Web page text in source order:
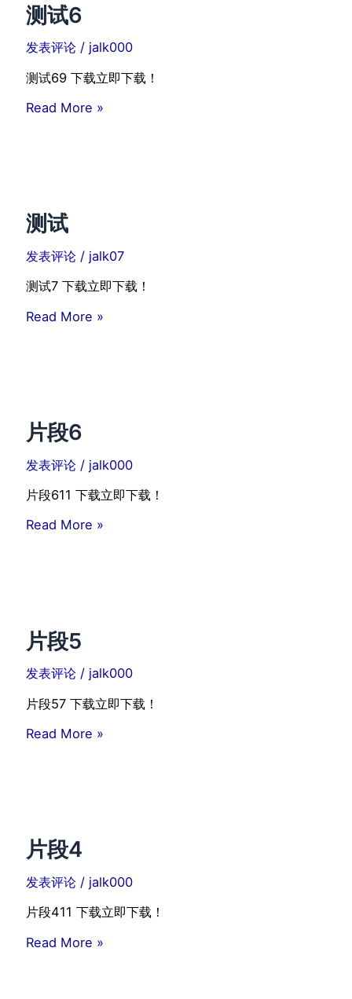
测试6
发表评论 / jalk000
测试69 下载立即下载！
测
Read More »
测试
发表评论 / jalk07
测试7 下载立即下载！
测
Read More »
片段6
发表评论 / jalk000
片段611 下载立即下载！
片
Read More »
片段5
发表评论 / jalk000
片段57 下载立即下载！
片
Read More »
片段4
发表评论 / jalk000
片段411 下载立即下载！
片
Read More »